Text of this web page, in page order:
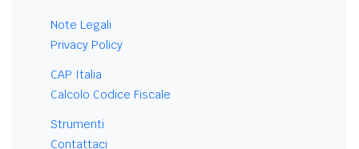
Note Legali
Privacy Policy
CAP Italia
Calcolo Codice Fiscale
Strumenti
Contattaci